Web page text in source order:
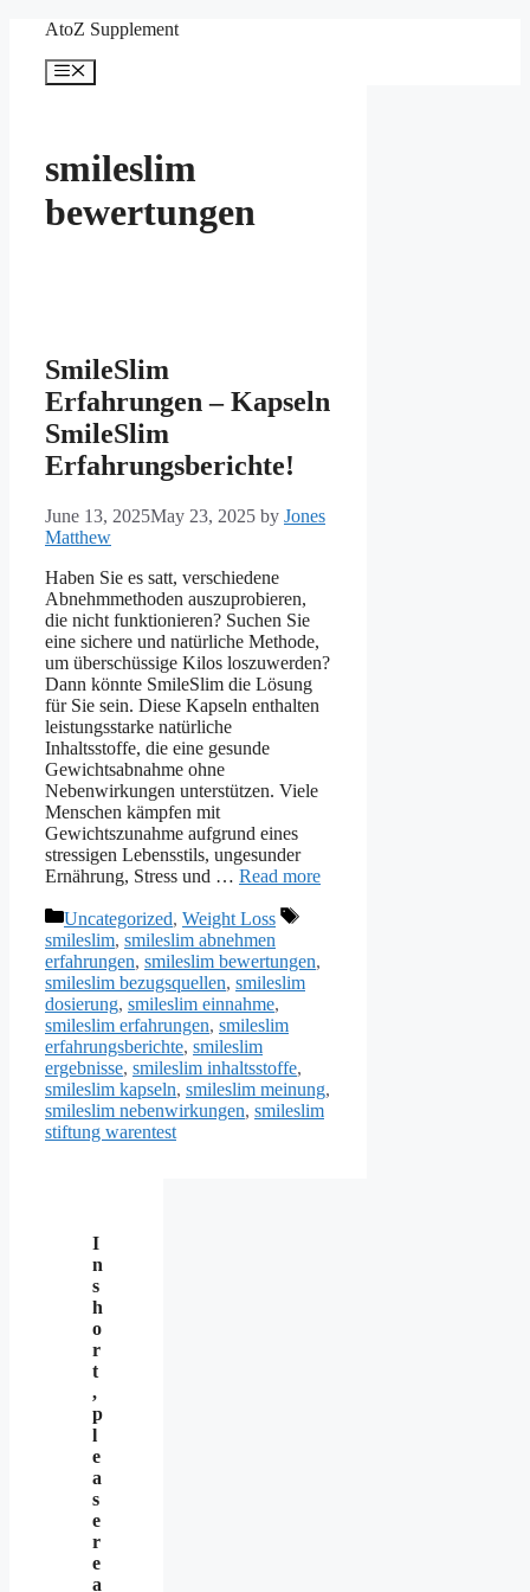
content
AtoZ Supplement
Menu
smileslim
bewertungen
SmileSlim
Erfahrungen – Kapseln
SmileSlim
Erfahrungsberichte!
June 13, 2025May 23, 2025 by Jones
Matthew
Haben Sie es satt, verschiedene
Abnehmmethoden auszuprobieren,
die nicht funktionieren? Suchen Sie
eine sichere und natürliche Methode,
um überschüssige Kilos loszuwerden?
Dann könnte SmileSlim die Lösung
für Sie sein. Diese Kapseln enthalten
leistungsstarke natürliche
Inhaltsstoffe, die eine gesunde
Gewichtsabnahme ohne
Nebenwirkungen unterstützen. Viele
Menschen kämpfen mit
Gewichtszunahme aufgrund eines
stressigen Lebensstils, ungesunder
Ernährung, Stress und … Read more
Categories
Uncategorized, Weight Loss
Tags
smileslim, smileslim abnehmen
erfahrungen, smileslim bewertungen,
smileslim bezugsquellen, smileslim
dosierung, smileslim einnahme,
smileslim erfahrungen, smileslim
erfahrungsberichte, smileslim
ergebnisse, smileslim inhaltsstoffe,
smileslim kapseln, smileslim meinung,
smileslim nebenwirkungen, smileslim
stiftung warentest
I
n
s
h
o
r
t
,
p
l
e
a
s
e
r
e
a